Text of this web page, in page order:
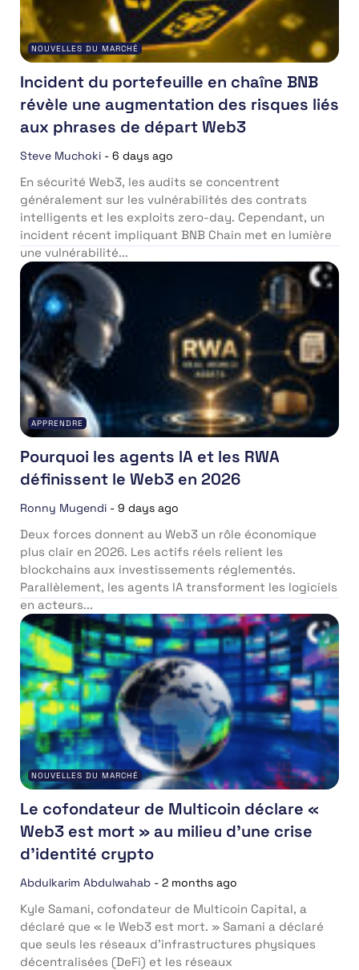
NOUVELLES DU MARCHÉ
Incident du portefeuille en chaîne BNB
révèle une augmentation des risques liés
aux phrases de départ Web3
Steve Muchoki - 6 days ago
En sécurité Web3, les audits se concentrent
généralement sur les vulnérabilités des contrats
intelligents et les exploits zero-day. Cependant, un
incident récent impliquant BNB Chain met en lumière
une vulnérabilité...
APPRENDRE
Pourquoi les agents IA et les RWA
définissent le Web3 en 2026
Ronny Mugendi - 9 days ago
Deux forces donnent au Web3 un rôle économique
plus clair en 2026. Les actifs réels relient les
blockchains aux investissements réglementés.
Parallèlement, les agents IA transforment les logiciels
en acteurs...
NOUVELLES DU MARCHÉ
Le cofondateur de Multicoin déclare «
Web3 est mort » au milieu d’une crise
d’identité crypto
Abdulkarim Abdulwahab - 2 months ago
Kyle Samani, cofondateur de Multicoin Capital, a
déclaré que « le Web3 est mort. » Samani a déclaré
que seuls les réseaux d’infrastructures physiques
décentralisées (DeFi) et les réseaux